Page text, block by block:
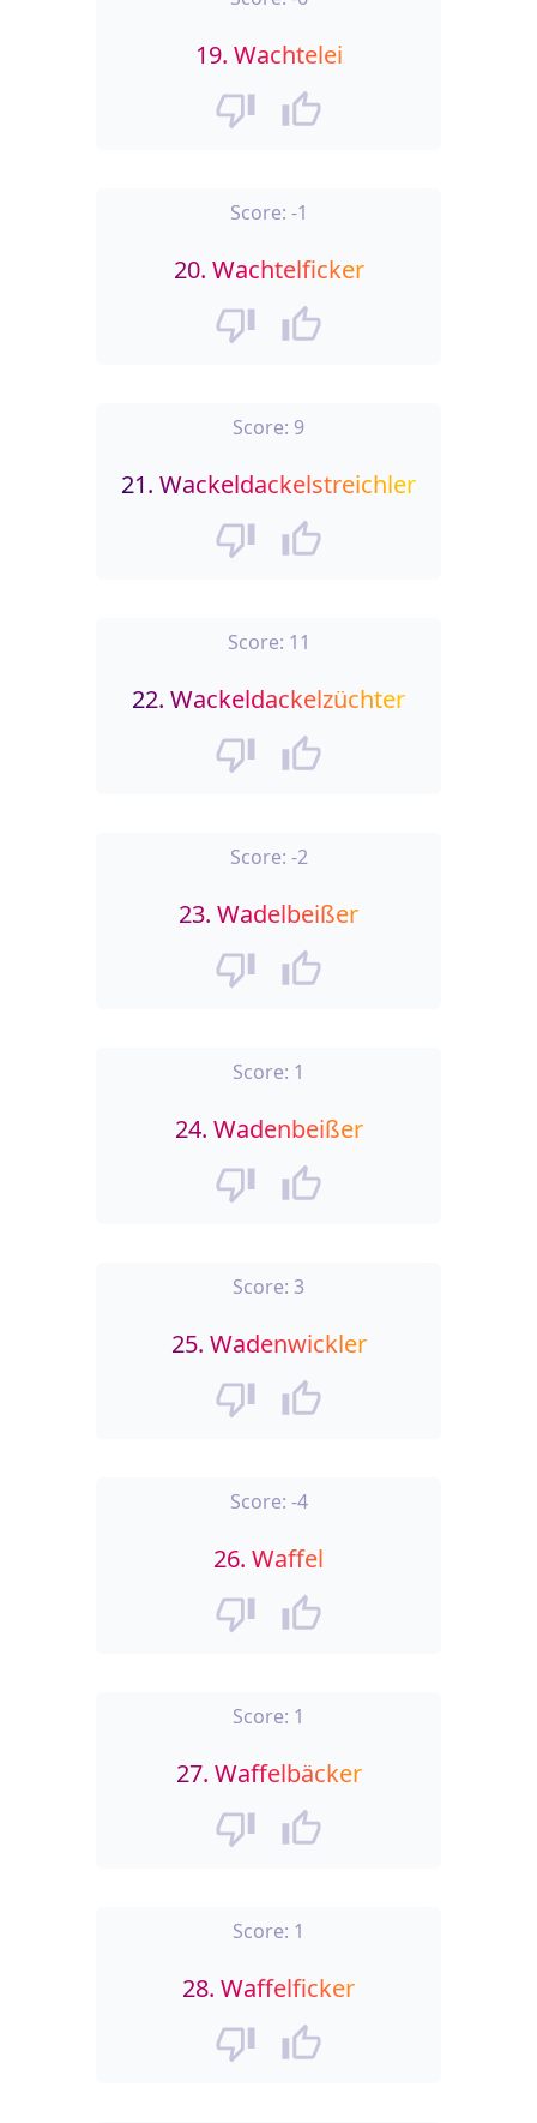
19. Wachtelei
Score: -1
20. Wachtelficker
Score: 9
21. Wackeldackelstreichler
Score: 11
22. Wackeldackelzüchter
Score: -2
23. Wadelbeißer
Score: 1
24. Wadenbeißer
Score: 3
25. Wadenwickler
Score: -4
26. Waffel
Score: 1
27. Waffelbäcker
Score: 1
28. Waffelficker